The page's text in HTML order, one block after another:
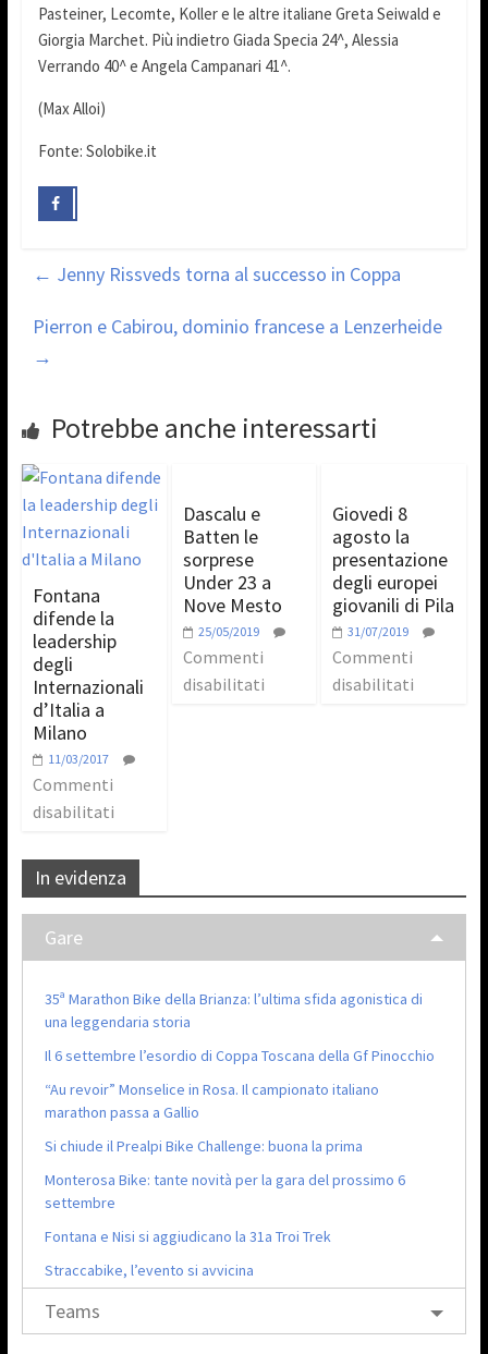
Pasteiner, Lecomte, Koller e le altre italiane Greta Seiwald e
Giorgia Marchet. Più indietro Giada Specia 24^, Alessia
Verrando 40^ e Angela Campanari 41^.
(Max Alloi)
Fonte: Solobike.it
← Jenny Rissveds torna al successo in Coppa
Pierron e Cabirou, dominio francese a Lenzerheide
→
Potrebbe anche interessarti
Fontana
difende la
leadership
degli
Internazionali
d’Italia a
Milano
11/03/2017
Commenti
disabilitati
Dascalu e
Batten le
sorprese
Under 23 a
Nove Mesto
25/05/2019
Commenti
disabilitati
Giovedi 8
agosto la
presentazione
degli europei
giovanili di Pila
31/07/2019
Commenti
disabilitati
In evidenza
Gare
35ª Marathon Bike della Brianza: l’ultima sfida agonistica di
una leggendaria storia
Il 6 settembre l’esordio di Coppa Toscana della Gf Pinocchio
“Au revoir” Monselice in Rosa. Il campionato italiano
marathon passa a Gallio
Si chiude il Prealpi Bike Challenge: buona la prima
Monterosa Bike: tante novità per la gara del prossimo 6
settembre
Fontana e Nisi si aggiudicano la 31a Troi Trek
Straccabike, l’evento si avvicina
Teams